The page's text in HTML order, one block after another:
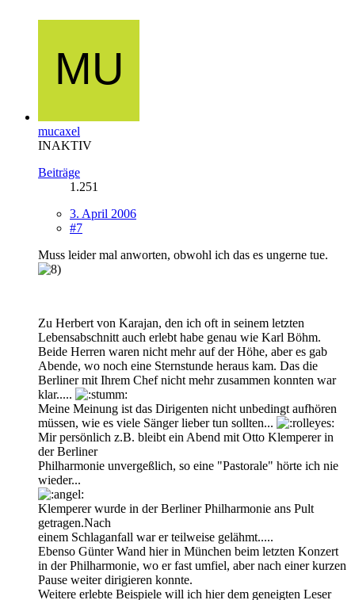
mucaxel
INAKTIV
Beiträge
1.251
3. April 2006
#7
Muss leider mal anworten, obwohl ich das es ungerne tue.
Zu Herbert von Karajan, den ich oft in seinem letzten
Lebensabschnitt auch erlebt habe genau wie Karl Böhm.
Beide Herren waren nicht mehr auf der Höhe, aber es gab
Abende, wo noch eine Sternstunde heraus kam. Das die
Berliner mit Ihrem Chef nicht mehr zusammen konnten war
klar.....
Meine Meinung ist das Dirigenten nicht unbedingt aufhören
müssen, wie es viele Sänger lieber tun sollten...
Mir persönlich z.B. bleibt ein Abend mit Otto Klemperer in
der Berliner
Philharmonie unvergeßlich, so eine "Pastorale" hörte ich nie
wieder...
Klemperer wurde in der Berliner Philharmonie ans Pult
getragen.Nach
einem Schlaganfall war er teilweise gelähmt.....
Ebenso Günter Wand hier in München beim letzten Konzert
in der Philharmonie, wo er fast umfiel, aber nach einer kurzen
Pause weiter dirigieren konnte.
Weitere erlebte Beispiele will ich hier dem geneigten Leser